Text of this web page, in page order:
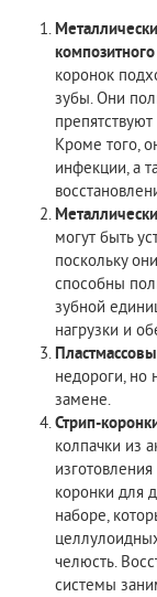
коронок
зубы. Они
Кроме того,
инфекции, а
могут быть
поскольку
способны
зубной
нагрузки и
недороги, но
замене.
Стрип-
колпачки из
коронки для
наборе,
челюсть.
системы